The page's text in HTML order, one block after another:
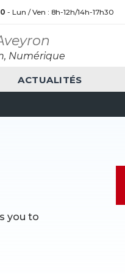
- Lun / Ven : 8h-12h/14h-17h30
Numérique
ACTUALITÉS
you to